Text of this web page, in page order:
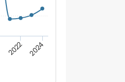
2022 2024